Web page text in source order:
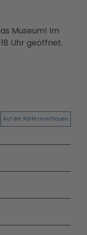
Museum! Im
Uhr geöffnet.
Auf der Karte anschauen